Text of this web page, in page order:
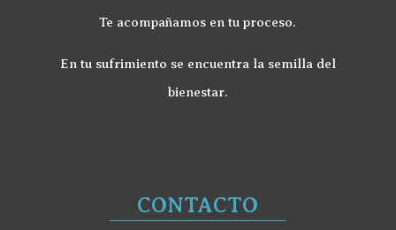
Te acompañamos en tu proceso.
En tu sufrimiento se encuentra la semilla del
bienestar.
CONTACTO